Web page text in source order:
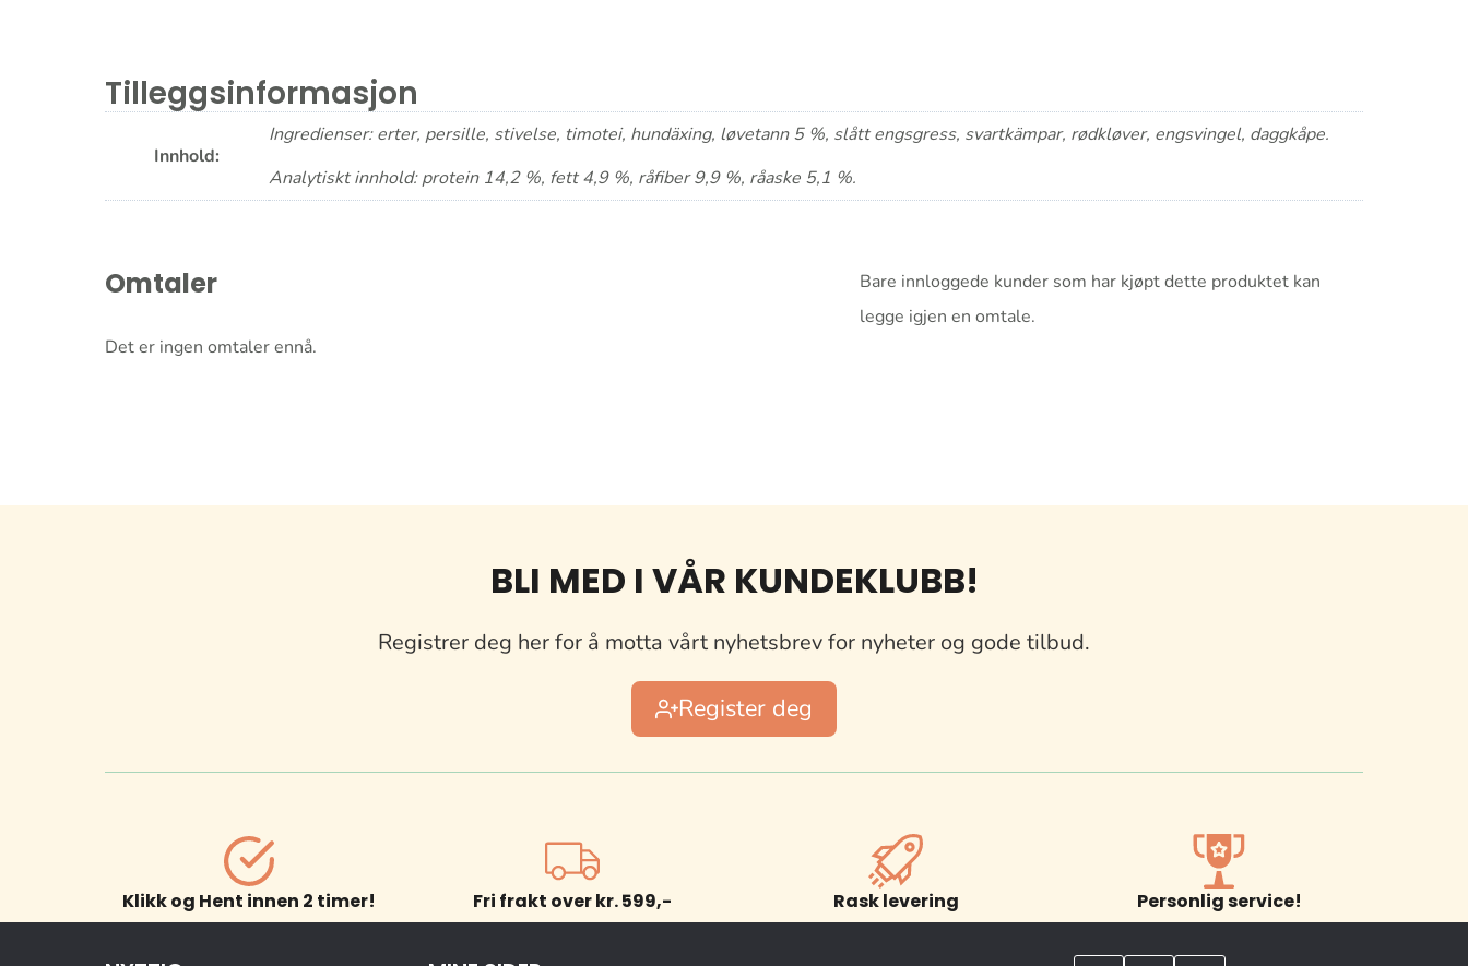
Tilleggsinformasjon
Innhold:
Ingredienser: erter, persille, stivelse, timotei, hundäxing, løvetann 5 %, slått engsgress, svartkämpar, rødkløver, engsvingel, daggkåpe.
Analytiskt innhold: protein 14,2 %, fett 4,9 %, råfiber 9,9 %, råaske 5,1 %.
Omtaler
Det er ingen omtaler ennå.
Bare innloggede kunder som har kjøpt dette produktet kan
legge igjen en omtale.
BLI MED I VÅR KUNDEKLUBB!
Registrer deg her for å motta vårt nyhetsbrev for nyheter og gode tilbud.
Register deg
Klikk og Hent innen 2 timer! Fri frakt over kr. 599,- Rask levering Personlig service!